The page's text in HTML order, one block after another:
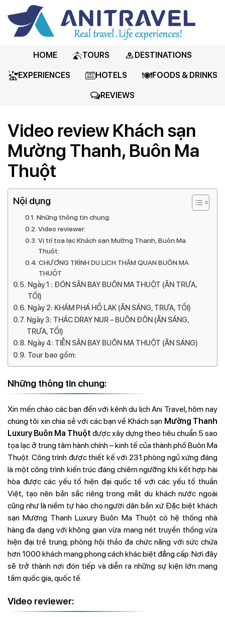
HOME TOURS DESTINATIONS
EXPERIENCES HOTELS FOODS & DRINKS
REVIEWS
Video review Khách sạn
Mường Thanh, Buôn Ma
Thuột
Nội dụng
Những thông tin chung:
Video reviewer:
Vị trí toạ lạc Khách sạn Mường Thanh, Buôn Ma
Thuột:
CHƯƠNG TRÌNH DU LỊCH THĂM QUAN BUÔN MA
THUỘT
Ngày 1 : ĐÓN SÂN BAY BUÔN MA THUỘT (ĂN TRƯA,
TỐI)
Ngày 2: KHÁM PHÁ HỒ LAK (ĂN SÁNG, TRƯA, TỐI)
Ngày 3: THÁC DRAY NUR – BUÔN ĐÔN (ĂN SÁNG,
TRƯA, TỐI)
Ngày 4: TIỄN SÂN BAY BUÔN MA THUỘT (ĂN SÁNG)
Tour bao gồm:
Những thông tin chung:
Xin mến chào các bạn đến với kênh du lịch Ani Travel, hôm nay
chúng tôi xin chia sẻ với các bạn về Khách sạn Mường Thanh
Luxury Buôn Ma Thuột được xây dựng theo tiêu chuẩn 5 sao
tọa lạc ở trung tâm hành chính – kinh tế của thành phố Buôn Ma
Thuột. Công trình được thiết kế với 231 phòng ngủ xứng đáng
là một công trình kiến trúc đáng chiêm ngưỡng khi kết hợp hài
hòa được các yếu tố hiện đại quốc tế với các yếu tố thuần
Việt, tạo nên bản sắc riêng trong mắt du khách nước ngoài
cũng như là niềm tự hào cho người dân bản xứ. Đặc biệt khách
sạn Mường Thanh Luxury Buôn Ma Thuột có hệ thống nhà
hàng đa dạng với không gian vừa mang nét truyền thống vừa
hiện đại trẻ trung; phòng hội thảo đa chức năng với sức chứa
hơn 1000 khách mang phong cách khác biệt đẳng cấp. Nơi đây
sẽ trở thành nơi đón tiếp và diễn ra những sự kiện lớn mang
tầm quốc gia, quốc tế.
Video reviewer: